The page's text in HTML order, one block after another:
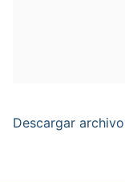
Descargar archivo